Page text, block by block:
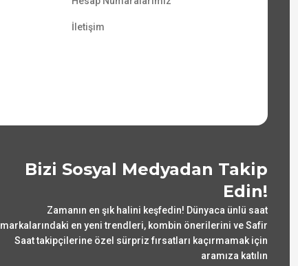
İletişim
Bizi Sosyal Medyadan Takip
Edin!
Zamanın en şık halini keşfedin! Dünyaca ünlü saat
markalarındaki en yeni trendleri, kombin önerilerini ve Safir
Saat takipçilerine özel sürpriz fırsatları kaçırmamak için
aramıza katılın